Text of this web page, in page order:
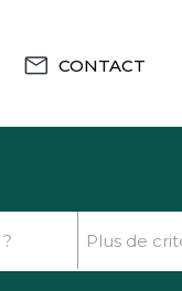
CONTACT